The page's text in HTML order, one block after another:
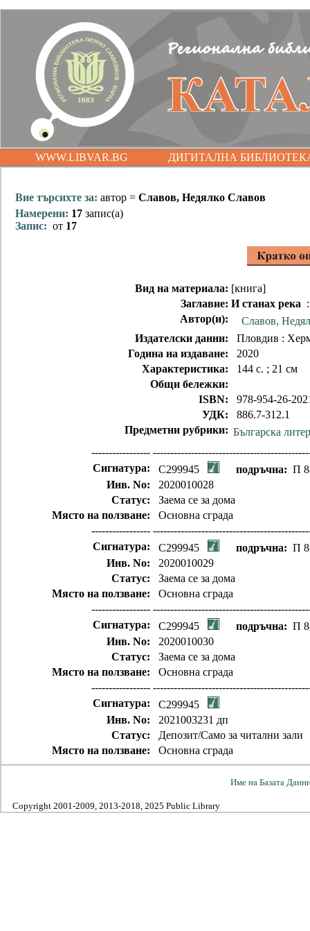
WWW.LIBVAR.BG ДИГИТАЛНА
Вие търсихте за: автор = Славов, Недялко Славов
Намерени: 17 запис(а)
Запис: от 17
Вид на материала: [книга]
Заглавие: И станах река
Автор(и):
Славов,
Издателски данни:
Пловдив :
Година на издаване:
2020
Характеристика:
144 с. ; 21 см
Общи бележки:
ISBN:
978-954-26-
УДК:
886.7-312.1
Предметни рубрики: Българска
-----------------
Сигнатура:
C299945 подръчна: П
Инв. No:
2020010028
Статус:
Заема се за дома
Място на ползване:
Основна сграда
-----------------
Сигнатура:
C299945 подръчна: П
Инв. No:
2020010029
Статус:
Заема се за дома
Място на ползване:
Основна сграда
-----------------
Сигнатура:
C299945 подръчна: П
Инв. No:
2020010030
Статус:
Заема се за дома
Място на ползване:
Основна сграда
-----------------
Сигнатура:
C299945
Инв. No:
2021003231 дп
Статус:
Депозит/Само за читални зали
Място на ползване:
Основна сграда
Име на Базата
Copyright 2001-2009, 2013-2018, 2025 Public Library